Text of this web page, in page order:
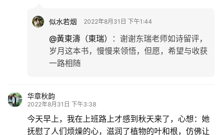
似水若烟 2022年8月31日 下午1:44
@黃東濤（東瑞） ： 谢谢东瑞老师如诗留评，
岁月这本书，慢慢来领悟，但愿，希望与收获
一路相随
华章秋韵
2022年8月31日 下午3:38
今天早上，我在上班路上才感到秋天来了，心想：她
抚慰了人们烦燥的心，滋润了植物的叶和根，仿佛让